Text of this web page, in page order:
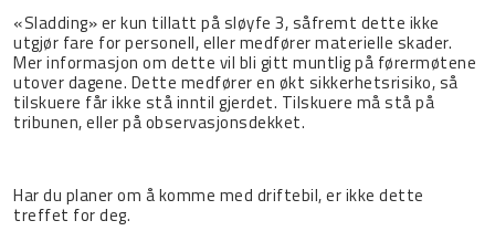
«Sladding» er kun tillatt på sløyfe 3, såfremt dette ikke
utgjør fare for personell, eller medfører materielle skader.
Mer informasjon om dette vil bli gitt muntlig på førermøtene
utover dagene. Dette medfører en økt sikkerhetsrisiko, så
tilskuere får ikke stå inntil gjerdet. Tilskuere må stå på
tribunen, eller på observasjonsdekket.
Har du planer om å komme med driftebil, er ikke dette
treffet for deg.